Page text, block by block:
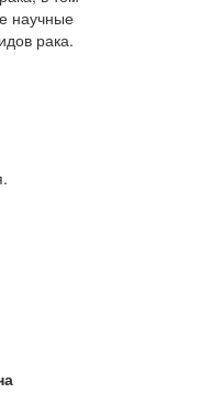
научные
рака.